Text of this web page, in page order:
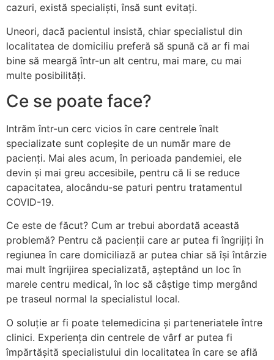
cazuri, există specialiști, însă sunt evitaţi.
Uneori, dacă pacientul insistă, chiar specialistul din
localitatea de domiciliu preferă să spună că ar fi mai
bine să meargă într-un alt centru, mai mare, cu mai
multe posibilităţi.
Ce se poate face?
Intrăm într-un cerc vicios în care centrele înalt
specializate sunt copleșite de un număr mare de
pacienţi. Mai ales acum, în perioada pandemiei, ele
devin și mai greu accesibile, pentru că li se reduce
capacitatea, alocându-se paturi pentru tratamentul
COVID-19.
Ce este de făcut? Cum ar trebui abordată această
problemă? Pentru că pacienţii care ar putea fi îngrijiţi în
regiunea în care domi­ciliază ar putea chiar să își întârzie
mai mult îngrijirea specializată, așteptând un loc în
marele centru medical, în loc să câștige timp mergând
pe traseul normal la specialistul local.
O soluţie ar fi poate telemedicina și parteneriatele între
clinici. Experienţa din centrele de vârf ar putea fi
împărtășită specialistului din localitatea în care se află